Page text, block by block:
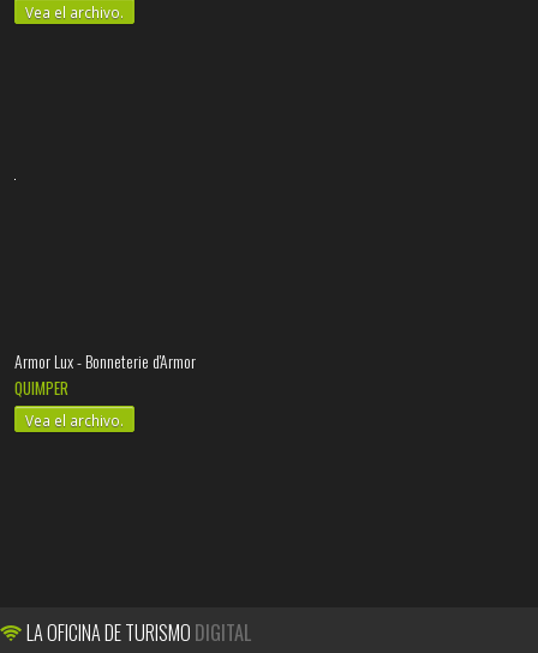
Vea el archivo.
Armor Lux - Bonneterie d'Armor
QUIMPER
Vea el archivo.
LA OFICINA DE TURISMO DIGITAL